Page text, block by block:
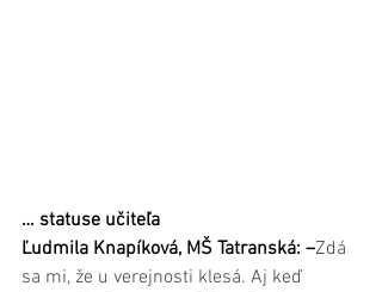
… statuse učiteľa
Ľudmila Knapíková, MŠ Tatranská: –Zdá
sa mi, že u verejnosti klesá. Aj keď